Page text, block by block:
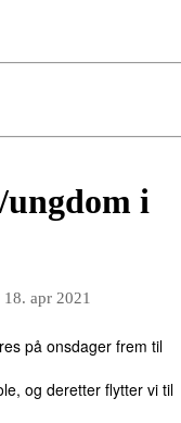
i
18. apr 2021
på onsdager frem til
og deretter flytter vi til